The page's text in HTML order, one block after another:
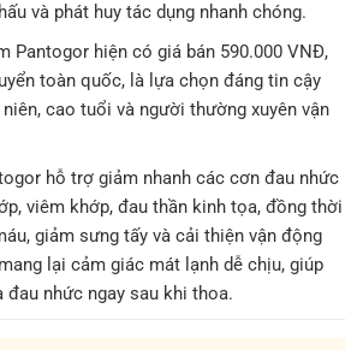
và phát huy tác dụng nhanh chóng.
Pantogor hiện có giá bán 590.000 VNĐ,
toàn quốc, là lựa chọn đáng tin cậy
cao tuổi và người thường xuyên vận
hỗ trợ giảm nhanh các cơn đau nhức
viêm khớp, đau thần kinh tọa, đồng thời
giảm sưng tấy và cải thiện vận động
lại cảm giác mát lạnh dễ chịu, giúp
đau nhức ngay sau khi thoa.